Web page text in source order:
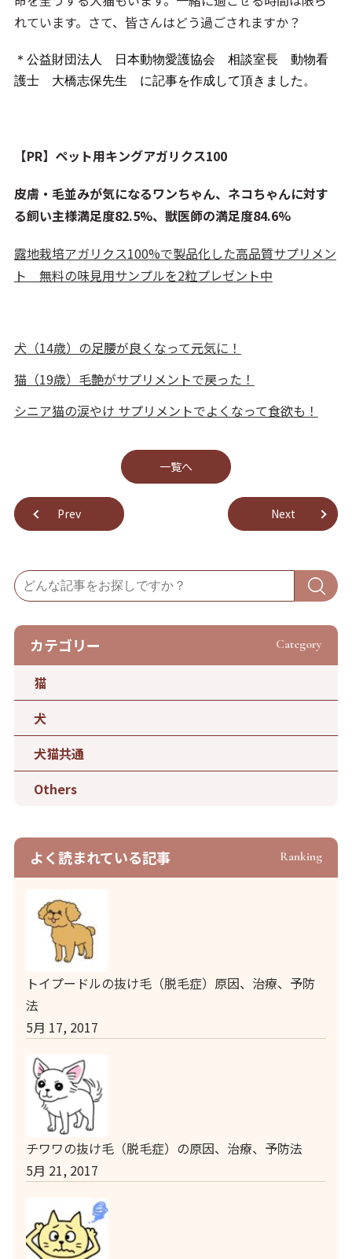
れています。さて、皆さんはどう過ごされますか？
＊公益財団法人 日本動物愛護協会 相談室長 動物看
護士 大橋志保先生 に記事を作成して頂きました。
【PR】ペット用キングアガリクス100
皮膚・毛並みが気になるワンちゃん、ネコちゃんに対す
る飼い主様満足度82.5%、獣医師の満足度84.6%
露地栽培アガリクス100%で製品化した高品質サプリメン
ト 無料の味見用サンプルを2粒プレゼント中
犬（14歳）の足腰が良くなって元気に！
猫（19歳）毛艶がサプリメントで戻った！
シニア猫の涙やけ サプリメントでよくなって食欲も！
Prev
⼀覧へ
Next
カテゴリー Category
猫
犬
犬猫共通
Others
よく読まれている記事 Ranking
トイプードルの抜け毛（脱毛症）原因、治療、予防
法
5月 17, 2017
チワワの抜け毛（脱毛症）の原因、治療、予防法
5月 21, 2017